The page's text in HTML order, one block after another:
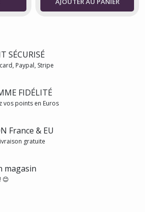
SÉCURISÉ
Paypal, Stripe
FIDÉLITÉ
vos points en Euros
France & EU
gratuite
magasin
😊